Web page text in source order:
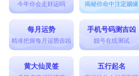
今年你会走好运吗 揭秘你命中注定姻缘
每月运势
精准把握每月运势吉凶
手机号码测吉凶
靓号在线测试
黄大仙灵签 五行起名